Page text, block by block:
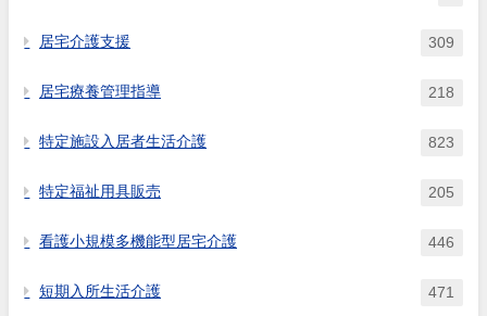
居宅介護支援 309
居宅療養管理指導 218
特定施設入居者生活介護 823
特定福祉用具販売 205
看護小規模多機能型居宅介護 446
短期入所生活介護 471